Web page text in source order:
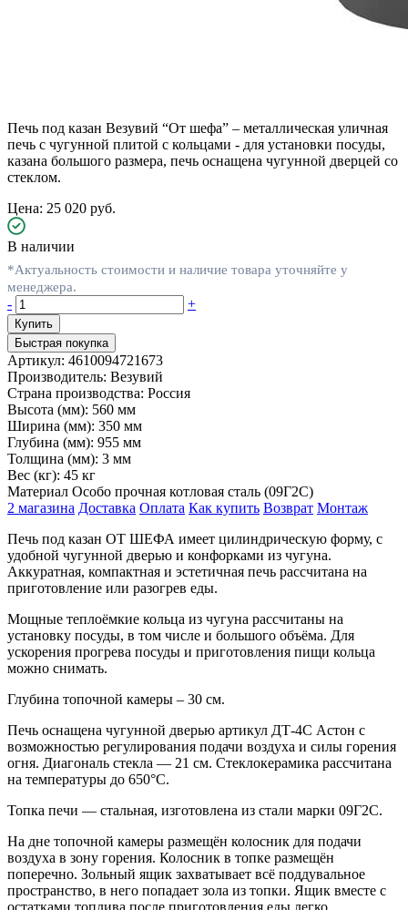
Печь под казан Везувий “От шефа” – металлическая уличная
печь с чугунной плитой с кольцами - для установки посуды,
казана большого размера, печь оснащена чугунной дверцей со
стеклом.
Цена: 25 020 руб.
В наличии
*Актуальность стоимости и наличие товара уточняйте у
менеджера.
-
+
Быстрая покупка
Артикул: 4610094721673
Производитель: Везувий
Страна производства: Россия
Высота (мм): 560 мм
Ширина (мм): 350 мм
Глубина (мм): 955 мм
Толщина (мм): 3 мм
Вес (кг): 45 кг
Материал Особо прочная котловая сталь (09Г2С)
2 магазина Доставка Оплата Как купить Возврат Монтаж
Печь под казан ОТ ШЕФА имеет цилиндрическую форму, с
удобной чугунной дверью и конфорками из чугуна.
Аккуратная, компактная и эстетичная печь рассчитана на
приготовление или разогрев еды.
Мощные теплоёмкие кольца из чугуна рассчитаны на
установку посуды, в том числе и большого объёма. Для
ускорения прогрева посуды и приготовления пищи кольца
можно снимать.
Глубина топочной камеры – 30 см.
Печь оснащена чугунной дверью артикул ДТ-4С Астон с
возможностью регулирования подачи воздуха и силы горения
огня. Диагональ стекла — 21 см. Стеклокерамика рассчитана
на температуры до 650°C.
Топка печи — стальная, изготовлена из стали марки 09Г2С.
На дне топочной камеры размещён колосник для подачи
воздуха в зону горения. Колосник в топке размещён
поперечно. Зольный ящик захватывает всё поддувальное
пространство, в него попадает зола из топки. Ящик вместе с
остатками топлива после приготовления еды легко